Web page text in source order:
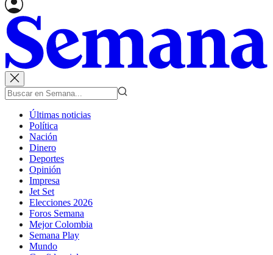
Últimas noticias
Política
Nación
Dinero
Deportes
Opinión
Impresa
Jet Set
Elecciones 2026
Foros Semana
Mejor Colombia
Semana Play
Mundo